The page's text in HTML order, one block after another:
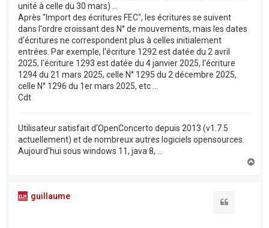
unité à celle du 30 mars) ...
Après "Import des écritures FEC", les écritures se suivent
dans l'ordre croissant des N° de mouvements, mais les dates
d'écritures ne correspondent plus à celles initialement
entrées. Par exemple, l'écriture 1292 est datée du 2 avril
2025, l'écriture 1293 est datée du 4 janvier 2025, l'écriture
1294 du 21 mars 2025, celle N° 1295 du 2 décembre 2025,
celle N° 1296 du 1er mars 2025, etc ...
Cdt
Utilisateur satisfait d'OpenConcerto depuis 2013 (v1.7.5
actuellement) et de nombreux autres logiciels opensources.
Aujourd'hui sous windows 11, java 8, ...
guillaume